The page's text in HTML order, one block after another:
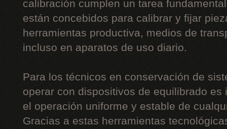
calibración cumplen un tarea
están concebidos para calibrar y fijar
herramientas productiva, medios de
incluso en aparatos de uso diario.
Para los técnicos en conservación de
operar con dispositivos de equilibrado es
el operación uniforme y estable de
Gracias a estas herramientas